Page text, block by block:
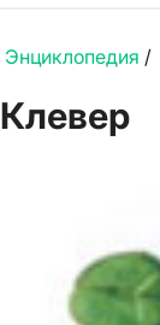
Энциклопедия /
Клевер